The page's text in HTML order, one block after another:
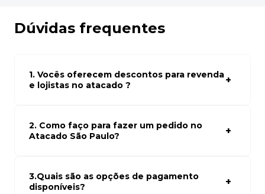
Dúvidas frequentes
1. Vocês oferecem descontos para revenda
e lojistas no atacado ?
atacado empresas e compre com os melhores preços
para seu modelo de negócio
2. Como faço para fazer um pedido no
Atacado São Paulo?
carrinho. Em seguida, siga as instruções para finalizar a
compra. Se precisar de ajuda, nossa equipe de suporte
3.Quais são as opções de pagamento
disponíveis?